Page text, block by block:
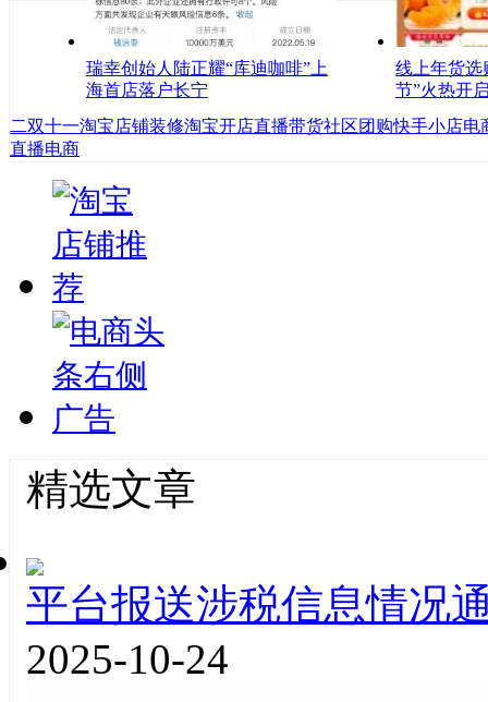
瑞幸创始人陆正耀“库迪咖啡”上
海首店落户长宁
线上年货选
节”火热开
二双十一淘宝店铺装修淘宝开店直播带货社区团购快手小店电
直播电商
精选文章
平台报送涉税信息情况
2025-10-24